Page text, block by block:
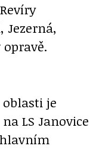
Jezerná,
je
LS Janovice